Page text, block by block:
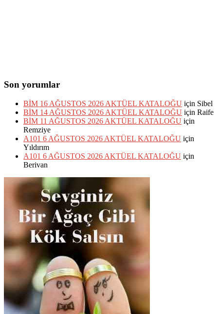
Son yorumlar
BİM 16 AĞUSTOS 2026 AKTÜEL KATALOĞU için Sibel
BİM 14 AĞUSTOS 2026 AKTÜEL KATALOĞU için Raife
BİM 11 AĞUSTOS 2026 AKTÜEL KATALOĞU için
Remziye
A101 6 AĞUSTOS 2026 AKTÜEL KATALOĞU için
Yıldırım
A101 6 AĞUSTOS 2026 AKTÜEL KATALOĞU için
Berivan